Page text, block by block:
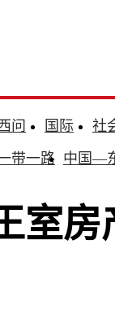
问 国际
社
带一路 中国—
室房